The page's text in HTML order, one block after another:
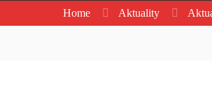
Home Aktuality